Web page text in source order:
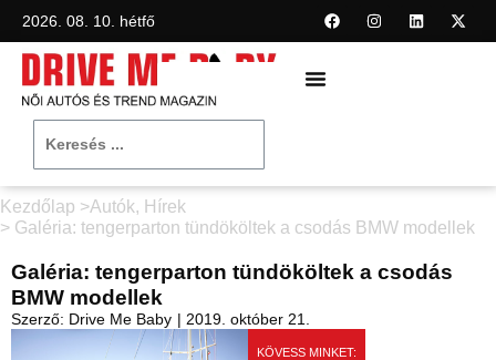
2026. 08. 10. hétfő
Kezdőlap >Autók, Hírek
> Galéria: tengerparton tündököltek a csodás BMW modellek
Galéria: tengerparton tündököltek a csodás
BMW modellek
Szerző: Drive Me Baby | 2019. október 21.
KÖVESS MINKET: